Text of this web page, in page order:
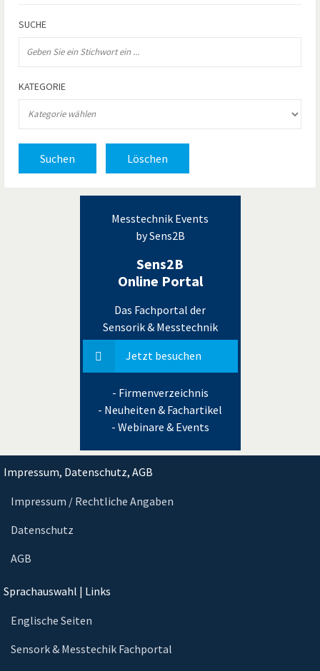
SUCHE
KATEGORIE
Suchen Löschen
Messtechnik Events
by Sens2B
Sens2B
Online Portal
Das Fachportal der
Sensorik & Messtechnik
Jetzt besuchen
- Firmenverzeichnis
- Neuheiten & Fachartikel
- Webinare & Events
Impressum, Datenschutz, AGB
Impressum / Rechtliche Angaben
Datenschutz
AGB
Sprachauswahl | Links
Englische Seiten
Sensork & Messtechik Fachportal